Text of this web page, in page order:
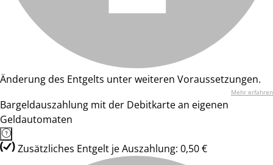
Änderung des Entgelts unter weiteren Voraussetzungen.
Mehr erfahren
Bargeldauszahlung mit der Debitkarte an eigenen
Geldautomaten
Zusätzliches Entgelt je Auszahlung: 0,50 €